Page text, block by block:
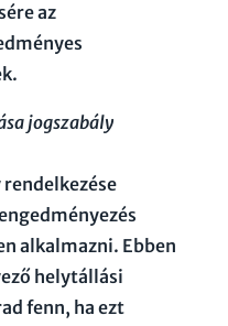
az
jogszabály
rendelkezése
alkalmazni. Ebben
helytállási
fenn, ha ezt